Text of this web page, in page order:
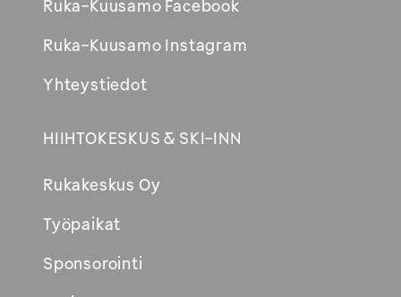
Ruka-Kuusamo Facebook
Ruka-Kuusamo Instagram
Yhteystiedot
HIIHTOKESKUS & SKI-INN
Rukakeskus Oy
Työpaikat
Sponsorointi